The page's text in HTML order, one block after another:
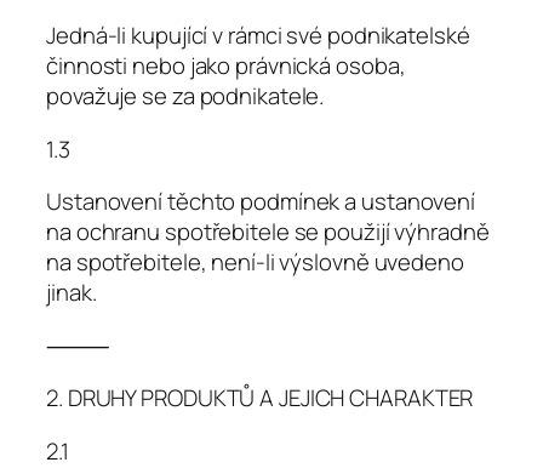
Jedná-li kupující v rámci své podnikatelské
činnosti nebo jako právnická osoba,
považuje se za podnikatele.
1.3
Ustanovení těchto podmínek a ustanovení
na ochranu spotřebitele se použijí výhradně
na spotřebitele, není-li výslovně uvedeno
jinak.
⸻
2. DRUHY PRODUKTŮ A JEJICH CHARAKTER
2.1